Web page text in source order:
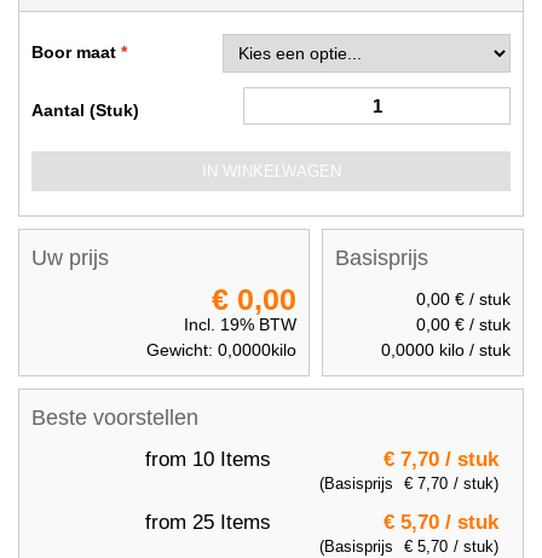
Boor maat
Aantal (Stuk)
IN WINKELWAGEN
Beste voorstellen
from 10 Items € 7,70 / stuk
(Basisprijs € 7,70 / stuk)
from 25 Items € 5,70 / stuk
(Basisprijs € 5,70 / stuk)
Basisprijs
0,00 € / stuk
0,00 € / stuk
0,0000 kilo / stuk
Uw prijs
€ 0,00
Incl. 19% BTW
Gewicht: 0,0000kilo